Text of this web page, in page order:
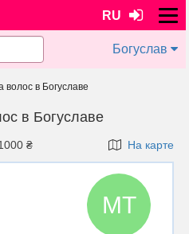
RU
Богуслав
волос в Богуславе
в Богуславе
₴ На карте
МТ